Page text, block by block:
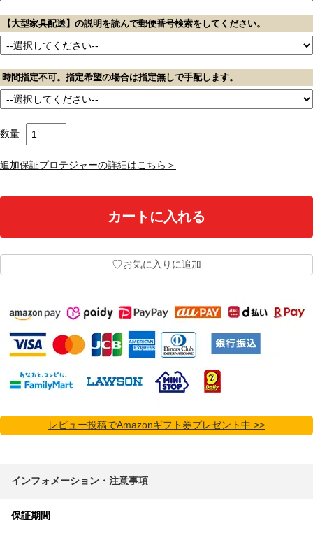
【大型家具配送】の説明を読んで郵便番号検索をしてください。
時間指定不可。指定希望の場合は指定無しで手配します。
数量
追加保証プロテジャーの詳細はこちら＞
♡お気に入りに追加
レビュー投稿でAmazonギフト券プレゼント中 >>
インフォメーション・注意事項
保証期間